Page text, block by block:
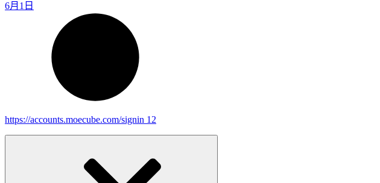
6月1日
https://accounts.moecube.com/signin 12